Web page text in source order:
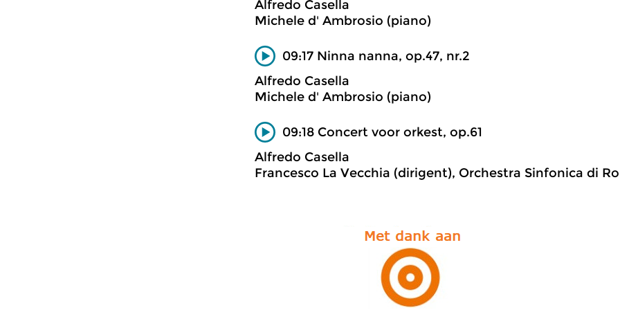
Alfredo Casella
Michele d' Ambrosio (piano)
09:17 Ninna nanna, op.47, nr.2
Alfredo Casella
Michele d' Ambrosio (piano)
09:18 Concert voor orkest, op.61
Alfredo Casella
Francesco La Vecchia (dirigent), Orchestra Sinfonica di